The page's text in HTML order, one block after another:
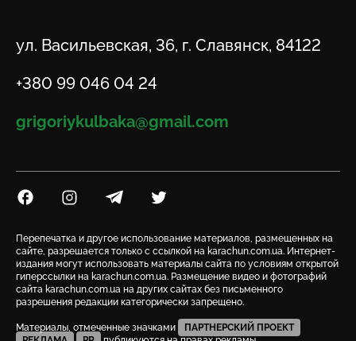
Адрес
ул. Васильевская, 36, г. Славянск, 84122
Телефон
+380 99 046 04 24
Email
grigoriykulbaka@gmail.com
Посилання на Facebook
Посилання на Instagram
Посилання на Telegram
Посилання на Twitter
Перепечатка и другое использование материалов, размещенных на
сайте, разрешается только с ссылкой на karachun.com.ua. Интернет-
издания могут использовать материалы сайта по условиям открытой
гиперссылки на karachun.com.ua. Размещение видео и фотографий
сайта karachun.com.ua на других сайтах без письменного
разрешения редакции категорически запрещено.
Материалы, отмеченные значками
ПАРТНЕРСКИЙ ПРОЕКТ